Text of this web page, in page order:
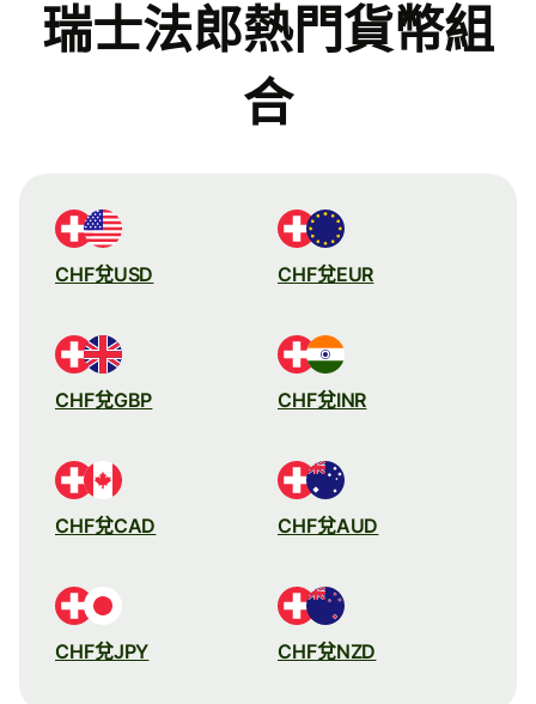
瑞士法郎熱門貨幣組
合
CHF兌USD CHF兌EUR
CHF兌GBP CHF兌INR
CHF兌CAD CHF兌AUD
CHF兌JPY CHF兌NZD